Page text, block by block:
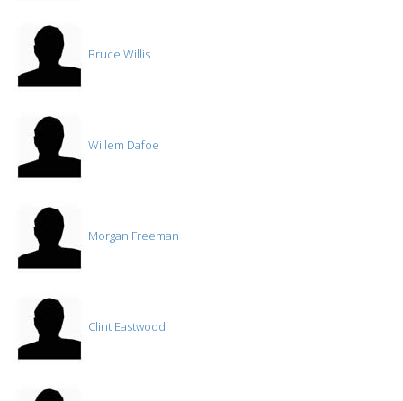
Bruce Willis
Willem Dafoe
Morgan Freeman
Clint Eastwood